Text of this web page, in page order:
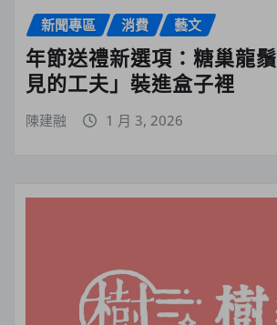
新聞專區 消費 藝文
年節送禮新選項：糖巢龍
見的工夫」裝進盒子裡
陳建融 1 月 3, 2026